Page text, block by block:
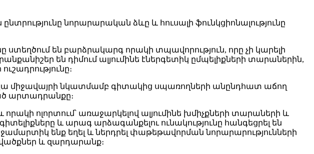
նորարարական ձևը և հուսալի ֆունկցիոնալությունը
ստեղծում են բարձրակարգ որակի տպավորություն, որը չի կարելի
են դիմում ալյումինե էներգետիկ ըմպելիքների տարաներին,
միջավայրի նկատմամբ գիտակից սպառողների անընդհատ աճող
արտադրանքը։
ոլորտում՝ առաջարկելով ալյումինե խմիչքների տարաների և
և արագ արձագանքելու ունակությունը հանգեցրել են
ենք եղել և ներդրել փաթեթավորման նորարարությունների
և զարդարանք։